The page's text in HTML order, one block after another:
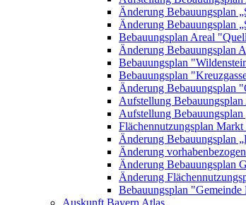
Änderung Bebauungsplan
Änderung Bebauungsplan
Bebauungsplan Areal
Änderung Bebauungsplan
Bebauungsplan
Bebauungsplan
Änderung Bebauungsplan
Aufstellung
Aufstellung Bebauungsplan
Flächennutzungsplan
Änderung Bebauungsplan
Änderung
Änderung Bebauungsplan
Änderung
Bebauungsplan
Auskunft Bayern Atlas